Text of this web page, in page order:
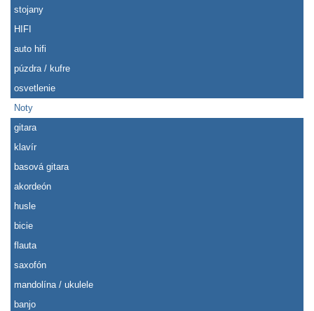
stojany
HIFI
auto hifi
púzdra / kufre
osvetlenie
Noty
gitara
klavír
basová gitara
akordeón
husle
bicie
flauta
saxofón
mandolína / ukulele
banjo